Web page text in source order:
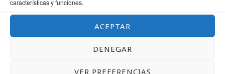
características y funciones.
ACEPTAR
DENEGAR
VER PREFERENCIAS
GUARDA MI NOMBRE, CORREO ELECTRÓNICO Y WEB EN ESTE NAVEGADOR